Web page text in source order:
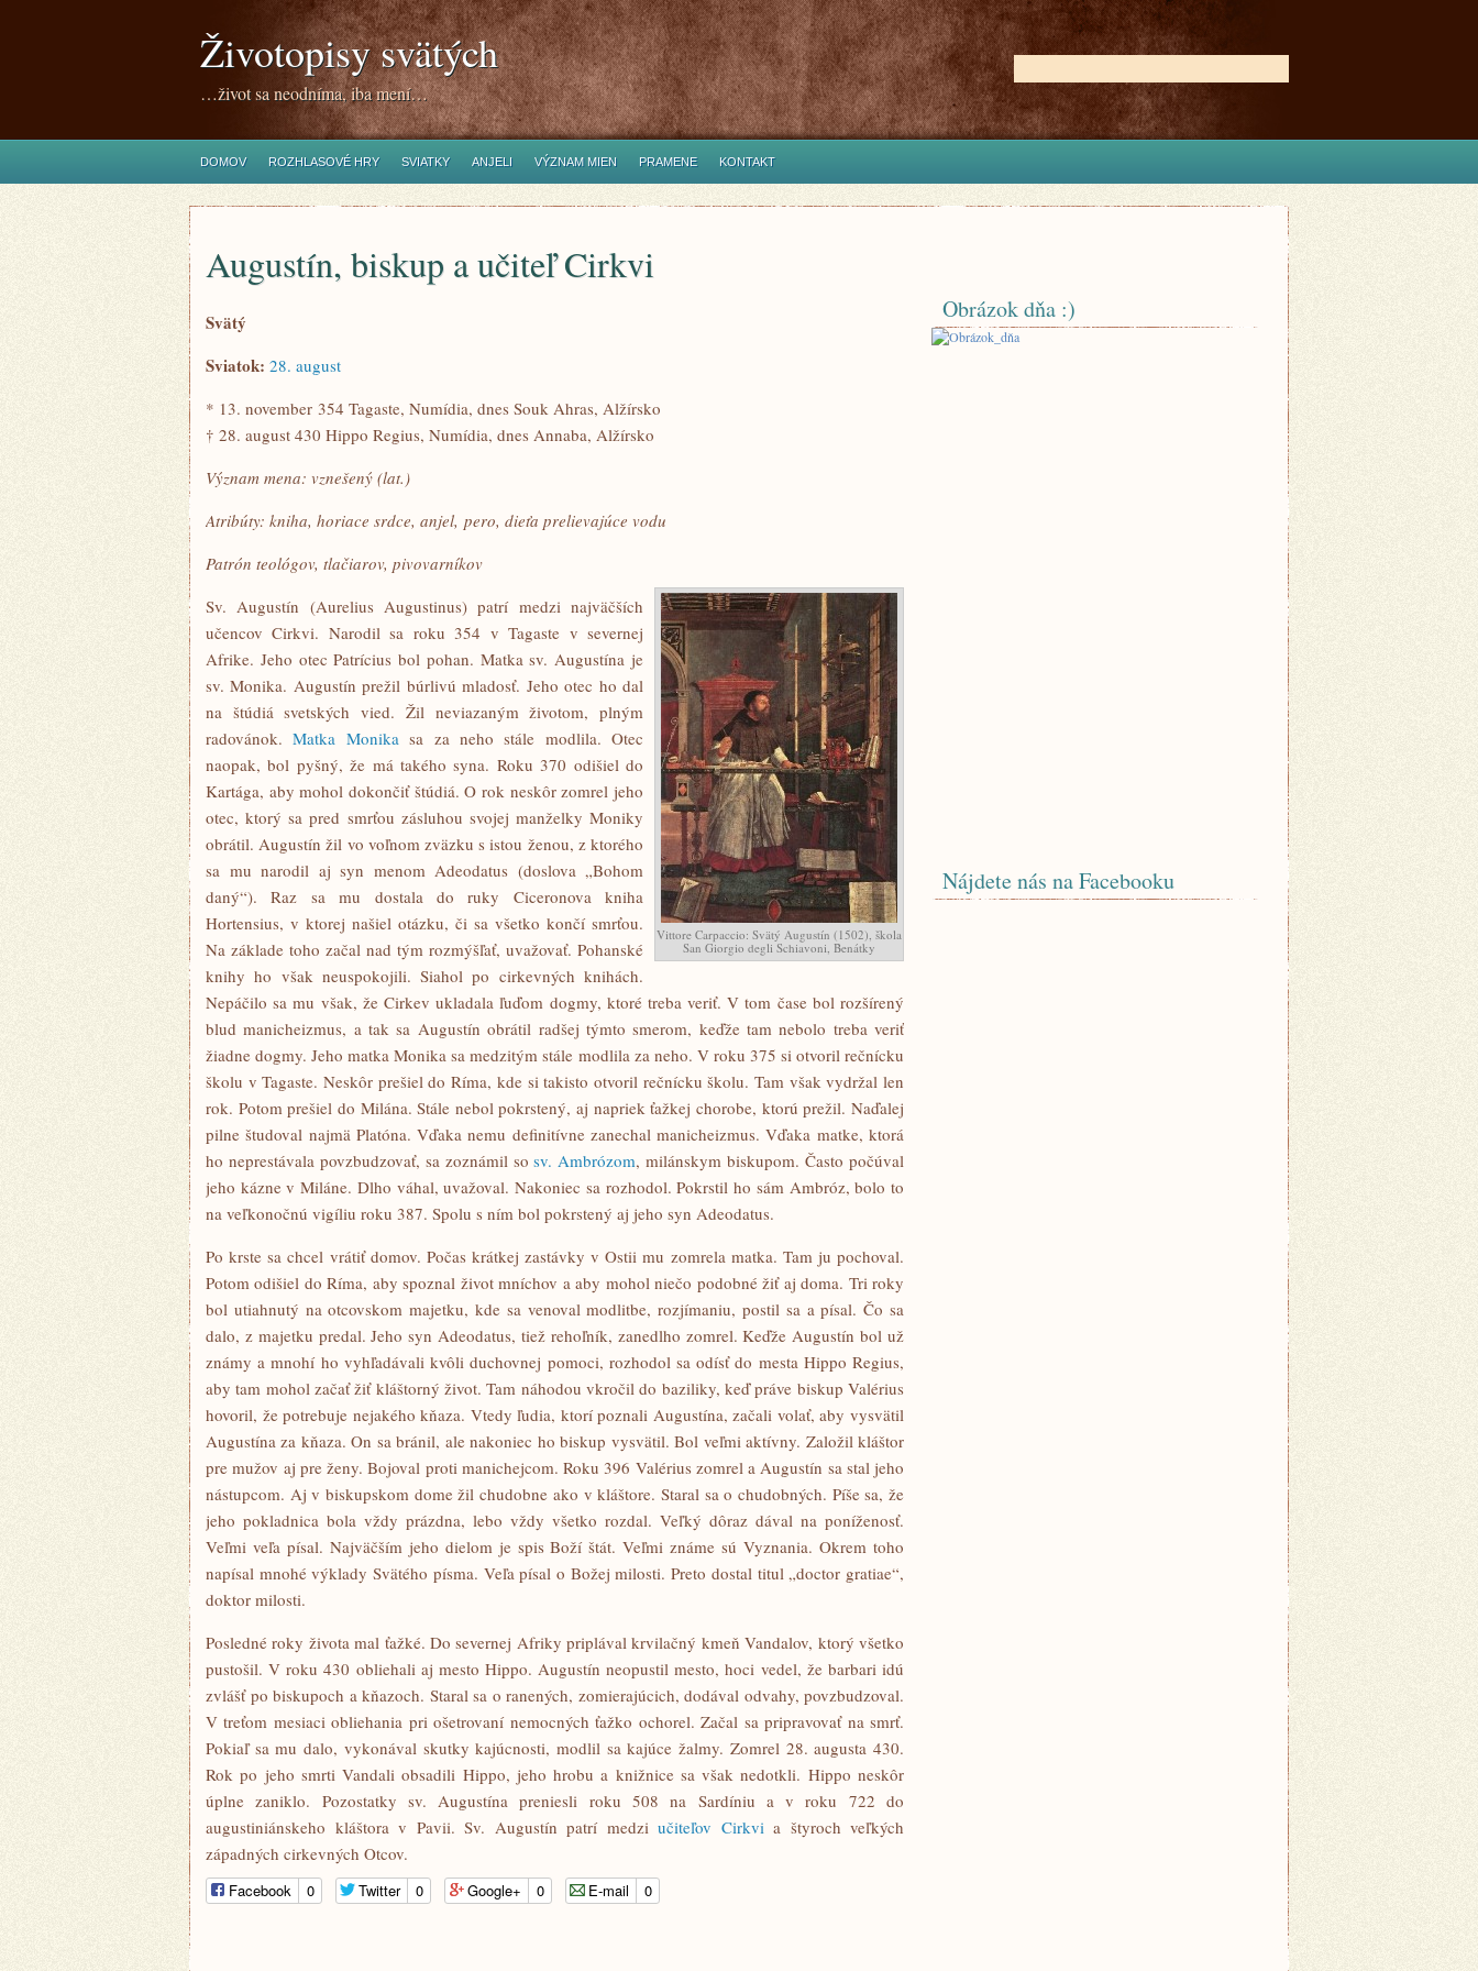
Životopisy svätých
…život sa neodníma, iba mení…
DOMOV ROZHLASOVÉ HRY SVIATKY ANJELI VÝZNAM MIEN PRAMENE KONTAKT
Augustín, biskup a učiteľ Cirkvi
Svätý
Sviatok: 28. august
* 13. november 354 Tagaste, Numídia, dnes Souk Ahras, Alžírsko
† 28. august 430 Hippo Regius, Numídia, dnes Annaba, Alžírsko
Význam mena: vznešený (lat.)
Atribúty: kniha, horiace srdce, anjel, pero, dieťa prelievajúce vodu
Patrón teológov, tlačiarov, pivovarníkov
Vittore Carpaccio: Svätý Augustín (1502), škola
San Giorgio degli Schiavoni, Benátky
Sv. Augustín (Aurelius Augustinus) patrí medzi najväčších
učencov Cirkvi. Narodil sa roku 354 v Tagaste v severnej
Afrike. Jeho otec Patrícius bol pohan. Matka sv. Augustína je
sv. Monika. Augustín prežil búrlivú mladosť. Jeho otec ho dal
na štúdiá svetských vied. Žil neviazaným životom, plným
radovánok.Matka Monikasa za neho stále modlila. Otec
naopak, bol pyšný, že má takého syna. Roku 370 odišiel do
Kartága, aby mohol dokončiť štúdiá. O rok neskôr zomrel jeho
otec, ktorý sa pred smrťou zásluhou svojej manželky Moniky
obrátil. Augustín žil vo voľnom zväzku s istou ženou, z ktorého
sa mu narodil aj syn menom Adeodatus (doslova „Bohom
daný“). Raz sa mu dostala do ruky Ciceronova kniha
Hortensius, v ktorej našiel otázku, či sa všetko končí smrťou.
Na základe toho začal nad tým rozmýšľať, uvažovať. Pohanské
knihy ho však neuspokojili. Siahol po cirkevných knihách.
Nepáčilo sa mu však, že Cirkev ukladala ľuďom dogmy, ktoré treba veriť. V tom čase bol rozšírený
blud manicheizmus, a tak sa Augustín obrátil radšej týmto smerom, keďže tam nebolo treba veriť
žiadne dogmy. Jeho matka Monika sa medzitým stále modlila za neho. V roku 375 si otvoril rečnícku
školu v Tagaste. Neskôr prešiel do Ríma, kde si takisto otvoril rečnícku školu. Tam však vydržal len
rok. Potom prešiel do Milána. Stále nebol pokrstený, aj napriek ťažkej chorobe, ktorú prežil. Naďalej
pilne študoval najmä Platóna. Vďaka nemu definitívne zanechal manicheizmus. Vďaka matke, ktorá
ho neprestávala povzbudzovať, sa zoznámil sosv. Ambrózom, milánskym biskupom. Často počúval
jeho kázne v Miláne. Dlho váhal, uvažoval. Nakoniec sa rozhodol. Pokrstil ho sám Ambróz, bolo to
na veľkonočnú vigíliu roku 387. Spolu s ním bol pokrstený aj jeho syn Adeodatus.
Po krste sa chcel vrátiť domov. Počas krátkej zastávky v Ostii mu zomrela matka. Tam ju pochoval.
Potom odišiel do Ríma, aby spoznal život mníchov a aby mohol niečo podobné žiť aj doma. Tri roky
bol utiahnutý na otcovskom majetku, kde sa venoval modlitbe, rozjímaniu, postil sa a písal. Čo sa
dalo, z majetku predal. Jeho syn Adeodatus, tiež rehoľník, zanedlho zomrel. Keďže Augustín bol už
známy a mnohí ho vyhľadávali kvôli duchovnej pomoci, rozhodol sa odísť do mesta Hippo Regius,
aby tam mohol začať žiť kláštorný život. Tam náhodou vkročil do baziliky, keď práve biskup Valérius
hovoril, že potrebuje nejakého kňaza. Vtedy ľudia, ktorí poznali Augustína, začali volať, aby vysvätil
Augustína za kňaza. On sa bránil, ale nakoniec ho biskup vysvätil. Bol veľmi aktívny. Založil kláštor
pre mužov aj pre ženy. Bojoval proti manichejcom. Roku 396 Valérius zomrel a Augustín sa stal jeho
nástupcom. Aj v biskupskom dome žil chudobne ako v kláštore. Staral sa o chudobných. Píše sa, že
jeho pokladnica bola vždy prázdna, lebo vždy všetko rozdal. Veľký dôraz dával na poníženosť.
Veľmi veľa písal. Najväčším jeho dielom je spis Boží štát. Veľmi známe sú Vyznania. Okrem toho
napísal mnohé výklady Svätého písma. Veľa písal o Božej milosti. Preto dostal titul „doctor gratiae“,
doktor milosti.
Posledné roky života mal ťažké. Do severnej Afriky priplával krvilačný kmeň Vandalov, ktorý všetko
pustošil. V roku 430 obliehali aj mesto Hippo. Augustín neopustil mesto, hoci vedel, že barbari idú
zvlášť po biskupoch a kňazoch. Staral sa o ranených, zomierajúcich, dodával odvahy, povzbudzoval.
V treťom mesiaci obliehania pri ošetrovaní nemocných ťažko ochorel. Začal sa pripravovať na smrť.
Pokiaľ sa mu dalo, vykonával skutky kajúcnosti, modlil sa kajúce žalmy. Zomrel 28. augusta 430.
Rok po jeho smrti Vandali obsadili Hippo, jeho hrobu a knižnice sa však nedotkli. Hippo neskôr
úplne zaniklo. Pozostatky sv. Augustína preniesli roku 508 na Sardíniu a v roku 722 do
augustiniánskeho kláštora v Pavii. Sv. Augustín patrí medzi učiteľov Cirkvia štyroch veľkých
západných cirkevných Otcov.
Facebook 0 Twitter 0 Google+ 0 E-mail 0
Obrázok dňa :)
Nájdete nás na Facebooku